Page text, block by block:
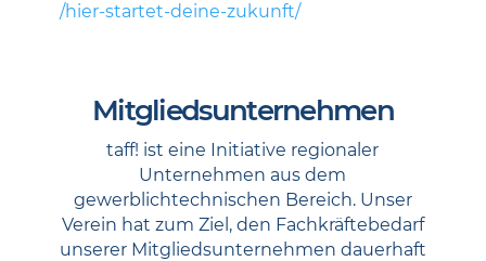
/hier-startet-deine-zukunft/
Mitgliedsunternehmen
taff! ist eine Initiative regionaler
Unternehmen aus dem
gewerblichtechnischen Bereich. Unser
Verein hat zum Ziel, den Fachkräftebedarf
unserer Mitgliedsunternehmen dauerhaft